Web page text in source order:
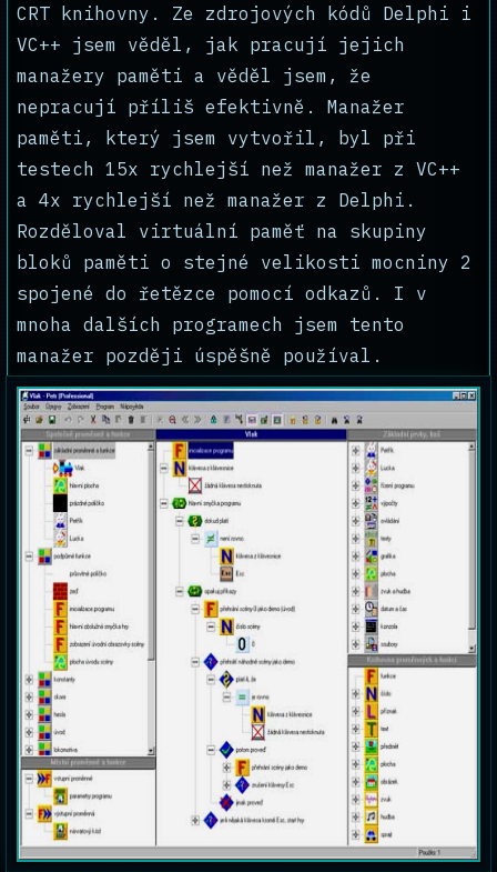
CRT knihovny. Ze zdrojových kódů Delphi i
VC++ jsem věděl, jak pracují jejich
manažery paměti a věděl jsem, že
nepracují příliš efektivně. Manažer
paměti, který jsem vytvořil, byl při
testech 15x rychlejší než manažer z VC++
a 4x rychlejší než manažer z Delphi.
Rozděloval virtuální paměť na skupiny
bloků paměti o stejné velikosti mocniny 2
spojené do řetězce pomocí odkazů. I v
mnoha dalších programech jsem tento
manažer později úspěšně používal.